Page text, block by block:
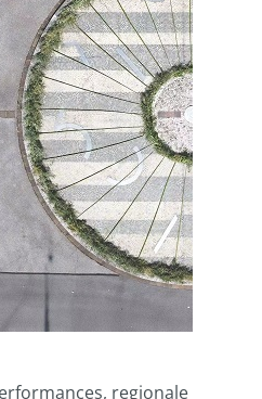
regionale